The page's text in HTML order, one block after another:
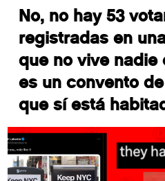
No, no hay 53
registradas en
que no vive nadie
es un convento
que sí está